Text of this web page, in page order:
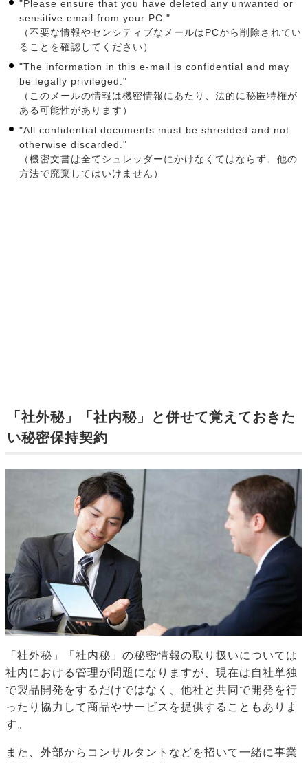
"Please ensure that you have deleted any unwanted or
sensitive email from your PC."
（不要な情報やセンシティブなメールはPCから削除されてい
ることを確認してください）
"The information in this e-mail is confidential and may
be legally privileged."
（このメールの情報は機密情報にあたり、法的に秘匿特権が
ある可能性があります）
"All confidential documents must be shredded and not
otherwise discarded."
（機密文書は全てシュレッダーにかけなくてはならず、他の
方法で廃棄してはいけません）
「社外秘」「社内秘」と併せて覚えておきた
い秘密保持契約
「社外秘」「社内秘」の秘密情報の取り扱いについては
社内における管理が問題になりますが、現在は自社単独
で製品開発をするだけではなく、他社と共同で開発を行
ったり協力して商品やサービスを提供することもありま
す。
また、外部からコンサルタントなどを招いて一緒に事業